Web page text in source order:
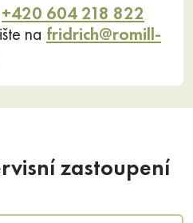
+420 604 218 822
na fridrich@romill-
zastoupení